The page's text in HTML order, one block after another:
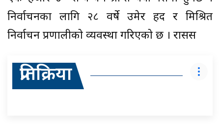
निर्वाचनका लागि २८ वर्षे उमेर हद र मिश्रित
निर्वाचन प्रणालीको व्यवस्था गरिएको छ । रासस
प्रतिक्रिया